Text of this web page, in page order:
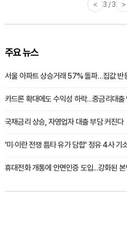
< 3 / 3 >
주요 뉴스
서울 아파트 상승거래 57% 돌파…집값 반
카드론 확대에도 수익성 하락…중금리대출
국채금리 상승, 자영업자 대출 부담 커진다
'미·이란 전쟁 틈타 유가 담합' 정유 4사
휴대전화 개통에 안면인증 도입...강화된